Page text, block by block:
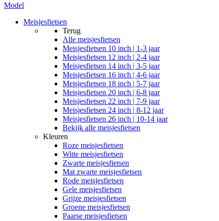
Model
Meisjesfietsen
Terug
Alle meisjesfietsen
Meisjesfietsen 10 inch | 1-3 jaar
Meisjesfietsen 12 inch | 2-4 jaar
Meisjesfietsen 14 inch | 3-5 jaar
Meisjesfietsen 16 inch | 4-6 jaar
Meisjesfietsen 18 inch | 5-7 jaar
Meisjesfietsen 20 inch | 6-8 jaar
Meisjesfietsen 22 inch | 7-9 jaar
Meisjesfietsen 24 inch | 8-12 jaar
Meisjesfietsen 26 inch | 10-14 jaar
Bekijk alle meisjesfietsen
Kleuren
Roze meisjesfietsen
Witte meisjesfietsen
Zwarte meisjesfietsen
Mat zwarte meisjesfietsen
Rode meisjesfietsen
Gele meisjesfietsen
Grijze meisjesfietsen
Groene meisjesfietsen
Paarse meisjesfietsen